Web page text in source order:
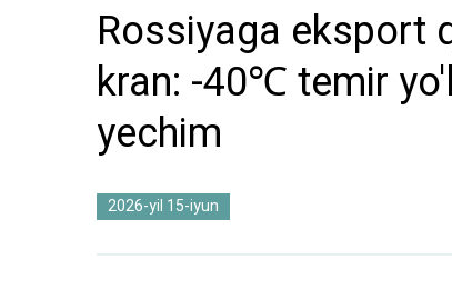
Rossiyaga eksport
kran: -40℃ temir
yechim
2026-yil 15-iyun